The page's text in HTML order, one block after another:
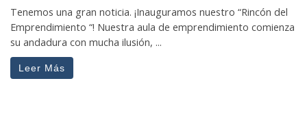
Tenemos una gran noticia. ¡Inauguramos nuestro “Rincón del
Emprendimiento “! Nuestra aula de emprendimiento comienza
su andadura con mucha ilusión, ...
Leer Más